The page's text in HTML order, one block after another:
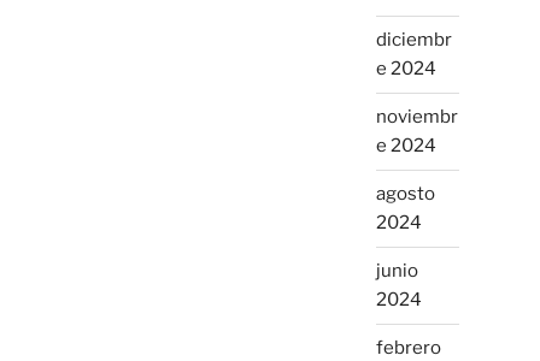
diciembr
e 2024
noviembr
e 2024
agosto
2024
junio
2024
febrero